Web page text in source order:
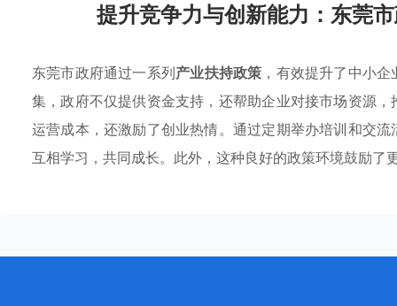
提升竞争力与创新能力：东莞
东莞市政府通过一系列产业扶持政策 ，有效提升了中小企
集，政府不仅提供资金支持，还帮助企业对接市场资源
运营成本，还激励了创业热情。通过定期举办培训和交
互相学习，共同成长。此外，这种良好的政策环境鼓励